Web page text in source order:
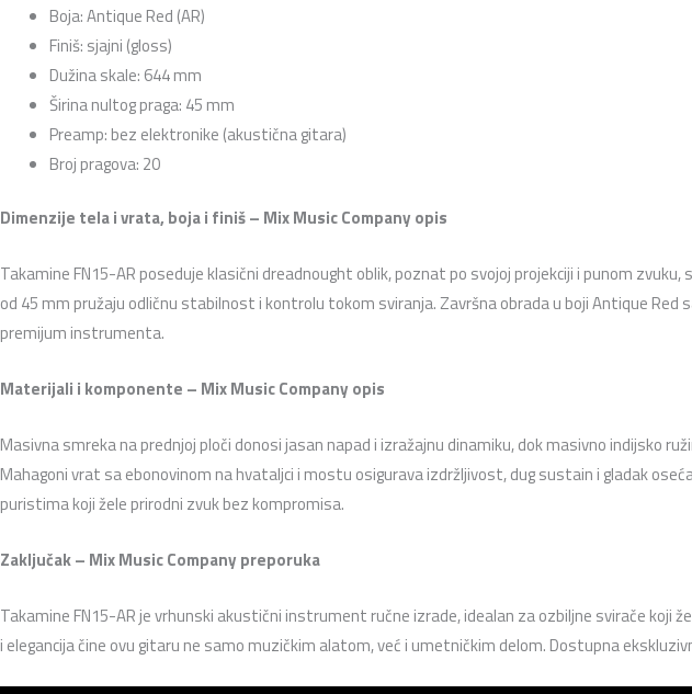
Boja: Antique Red (AR)
Finiš: sjajni (gloss)
Dužina skale: 644 mm
Širina nultog praga: 45 mm
Preamp: bez elektronike (akustična gitara)
Broj pragova: 20
Dimenzije tela i vrata, boja i finiš – Mix Music Company opis
Takamine FN15-AR poseduje klasični dreadnought oblik, poznat po svojoj projekciji i punom
od 45 mm pružaju odličnu stabilnost i kontrolu tokom sviranja. Završna obrada u boji Antique Red
premijum instrumenta.
Materijali i komponente – Mix Music Company opis
Masivna smreka na prednjoj ploči donosi jasan napad i izražajnu dinamiku, dok masivno indijsko
Mahagoni vrat sa ebonovinom na hvataljci i mostu osigurava izdržljivost, dug sustain i gladak
puristima koji žele prirodni zvuk bez kompromisa.
Zaključak – Mix Music Company preporuka
Takamine FN15-AR je vrhunski akustični instrument ručne izrade, idealan za ozbiljne svirače
i elegancija čine ovu gitaru ne samo muzičkim alatom, već i umetničkim delom. Dostupna